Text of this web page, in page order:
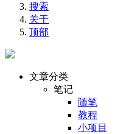
搜索
关于
顶部
文章分类
笔记
随笔
教程
小项目